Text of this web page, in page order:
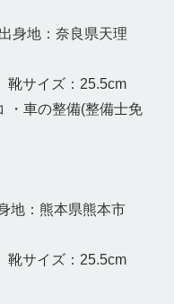
地：奈良県天理
イズ：25.5cm
・車の整備(整備士免
地：熊本県熊本市
イズ：25.5cm